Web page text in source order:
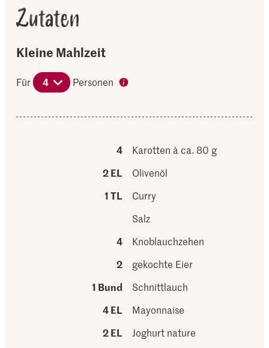
Zutaten
Kleine Mahlzeit
Für 4 Personen
4
Karotten à ca. 80 g
2 EL
Olivenöl
1 TL
Curry
Salz
4
Knoblauchzehen
2
gekochte Eier
1 Bund
Schnittlauch
4 EL
Mayonnaise
2 EL
Joghurt nature